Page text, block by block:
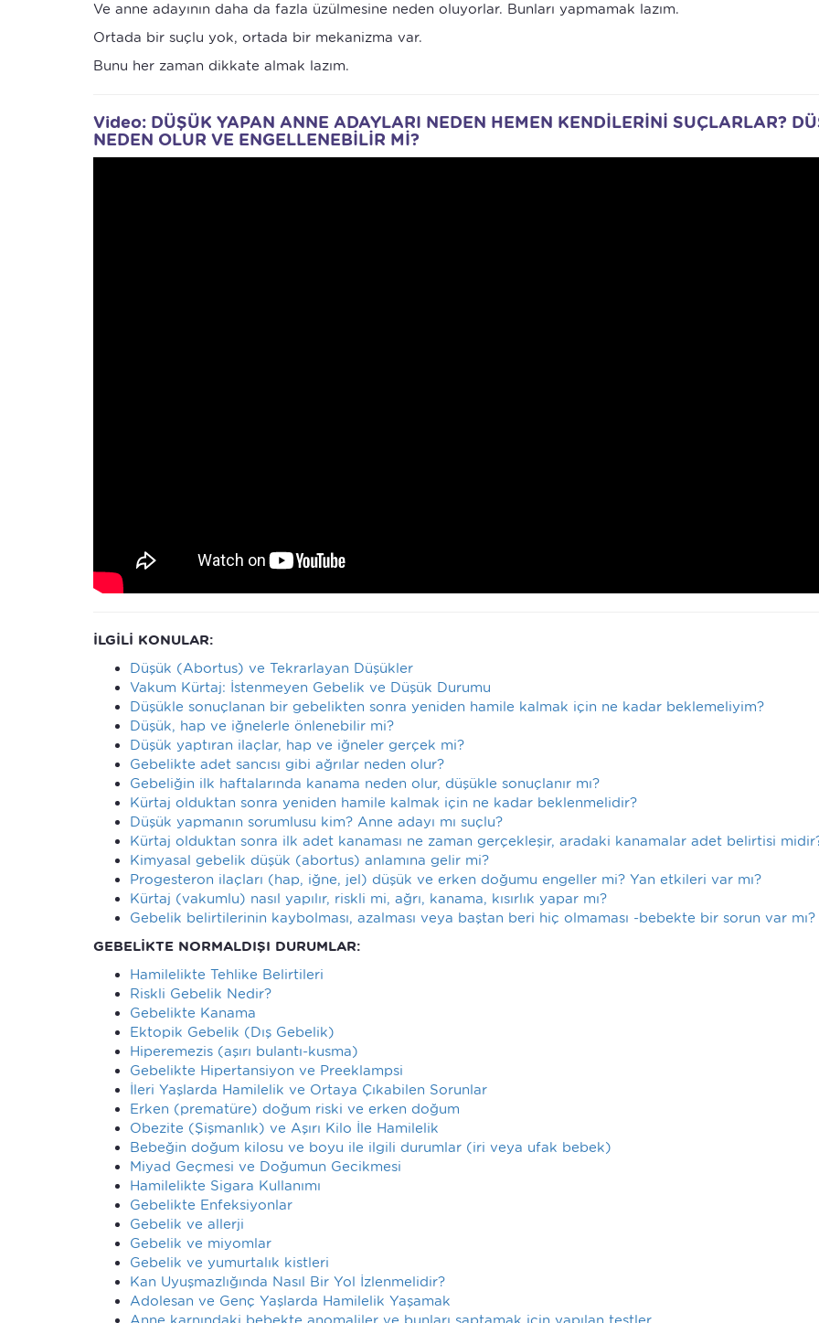
Ve anne adayının daha da fazla üzülmesine neden oluyorlar. Bunları yapmamak lazım.
Ortada bir suçlu yok, ortada bir mekanizma var.
Bunu her zaman dikkate almak lazım.
Video: DÜŞÜK YAPAN ANNE ADAYLARI NEDEN HEMEN KENDİLERİNİ SUÇLARLAR?
NEDEN OLUR VE ENGELLENEBİLİR Mİ?
İLGİLİ KONULAR:
Düşük (Abortus) ve Tekrarlayan Düşükler
Vakum Kürtaj: İstenmeyen Gebelik ve Düşük Durumu
Düşükle sonuçlanan bir gebelikten sonra yeniden hamile kalmak için ne kadar beklemeliyim?
Düşük, hap ve iğnelerle önlenebilir mi?
Düşük yaptıran ilaçlar, hap ve iğneler gerçek mi?
Gebelikte adet sancısı gibi ağrılar neden olur?
Gebeliğin ilk haftalarında kanama neden olur, düşükle sonuçlanır mı?
Kürtaj olduktan sonra yeniden hamile kalmak için ne kadar beklenmelidir?
Düşük yapmanın sorumlusu kim? Anne adayı mı suçlu?
Kürtaj olduktan sonra ilk adet kanaması ne zaman gerçekleşir, aradaki kanamalar adet belirtisi
Kimyasal gebelik düşük (abortus) anlamına gelir mi?
Progesteron ilaçları (hap, iğne, jel) düşük ve erken doğumu engeller mi? Yan etkileri var mı?
Kürtaj (vakumlu) nasıl yapılır, riskli mi, ağrı, kanama, kısırlık yapar mı?
Gebelik belirtilerinin kaybolması, azalması veya baştan beri hiç olmaması -bebekte bir sorun var mı?
GEBELİKTE NORMALDIŞI DURUMLAR:
Hamilelikte Tehlike Belirtileri
Riskli Gebelik Nedir?
Gebelikte Kanama
Ektopik Gebelik (Dış Gebelik)
Hiperemezis (aşırı bulantı-kusma)
Gebelikte Hipertansiyon ve Preeklampsi
İleri Yaşlarda Hamilelik ve Ortaya Çıkabilen Sorunlar
Erken (prematüre) doğum riski ve erken doğum
Obezite (Şişmanlık) ve Aşırı Kilo İle Hamilelik
Bebeğin doğum kilosu ve boyu ile ilgili durumlar (iri veya ufak bebek)
Miyad Geçmesi ve Doğumun Gecikmesi
Hamilelikte Sigara Kullanımı
Gebelikte Enfeksiyonlar
Gebelik ve allerji
Gebelik ve miyomlar
Gebelik ve yumurtalık kistleri
Kan Uyuşmazlığında Nasıl Bir Yol İzlenmelidir?
Adolesan ve Genç Yaşlarda Hamilelik Yaşamak